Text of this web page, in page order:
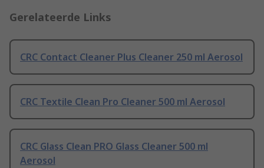
Gerelateerde Links
CRC Contact Cleaner Plus Cleaner 250 ml Aerosol
CRC Textile Clean Pro Cleaner 500 ml Aerosol
CRC Glass Clean PRO Glass Cleaner 500 ml
Aerosol